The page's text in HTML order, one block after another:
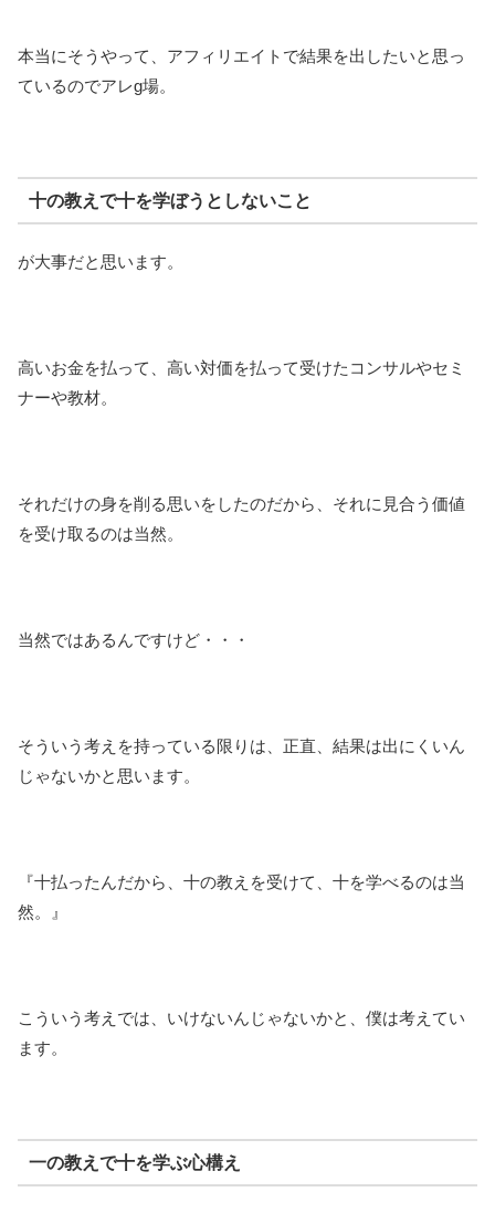
本当にそうやって、アフィリエイトで結果を出したいと思っ
ているのでアレg場。
十の教えで十を学ぼうとしないこと
が大事だと思います。
高いお金を払って、高い対価を払って受けたコンサルやセミ
ナーや教材。
それだけの身を削る思いをしたのだから、それに見合う価値
を受け取るのは当然。
当然ではあるんですけど・・・
そういう考えを持っている限りは、正直、結果は出にくいん
じゃないかと思います。
『十払ったんだから、十の教えを受けて、十を学べるのは当
然。』
こういう考えでは、いけないんじゃないかと、僕は考えてい
ます。
一の教えで十を学ぶ心構え